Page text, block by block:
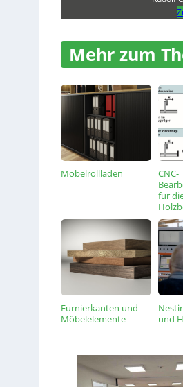
Mehr zum
Möbelrollläden
CNC-
für
Furnierkanten und
Möbelelemente
und